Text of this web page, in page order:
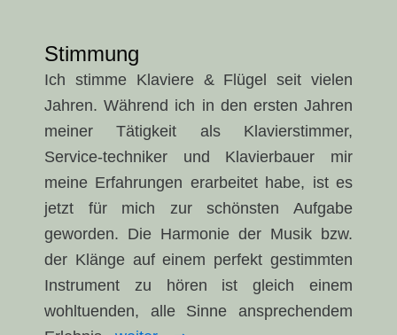
Stimmung
Ich stimme Klaviere & Flügel seit vielen
Jahren. Während ich in den ersten Jahren
meiner Tätigkeit als Klavierstimmer,
Service-techniker und Klavierbauer mir
meine Erfahrungen erarbeitet habe, ist es
jetzt für mich zur schönsten Aufgabe
geworden. Die Harmonie der Musik bzw.
der Klänge auf einem perfekt gestimmten
Instrument zu hören ist gleich einem
wohltuenden, alle Sinne ansprechendem